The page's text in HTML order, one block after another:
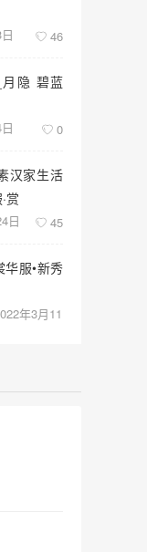
46
月隐 碧蓝
0
汉家生活
赏
日 45
服•新秀
年3月11